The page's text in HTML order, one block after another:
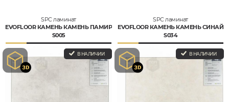
SPC ламинат
EVOFLOOR КАМЕНЬ КАМЕНЬ ПАМИР
S005
В НАЛИЧИИ
SPC ламинат
EVOFLOOR КАМЕНЬ КАМЕНЬ СИНАЙ
S034
В НАЛИЧИИ